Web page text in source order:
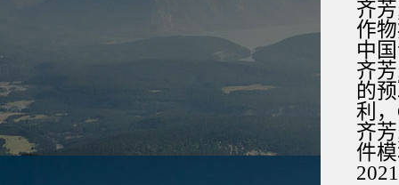
齐
作
中
齐
的
利
齐
件